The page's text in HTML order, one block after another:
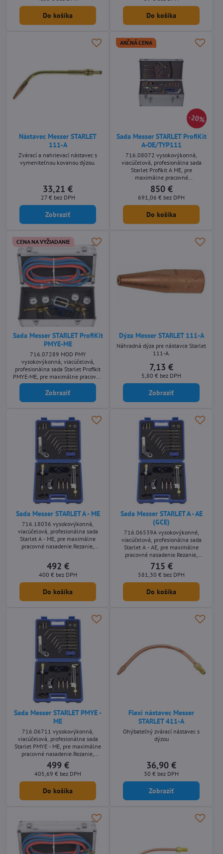
Do košíka Do košíka
Nástavec Messer STARLET
111-A
Zvárací a nahrievací nástavec s
vymeniteľnou kovanou dýzou.
33,21 €
27 € bez DPH
Zobraziť
20%
AKČNÁ CENA
Sada Messer STARLET ProfiKit
A-OE/TYP111
716.08072 vysokovýkonná,
viacúčelová, profesionálna sada
Starlet Profikit A ME, pre
maximálne pracovné
nasadenie.Rezanie, letovanie,
zváranie, rovnanie, bodové a plošné
nahrievanie.
850 €
691,06 € bez DPH
Do košíka
CENA NA VYŽIADANIE
Sada Messer STARLET ProfiKit
PMYE-ME
716.07289 MOD PMY
vysokovýkonná, viacúčelová,
profesionálna sada Starlet Profikit
PMYE-ME, pre maximálne pracovné
nasadenie.Rezanie, letovanie,
zváranie, rovnanie, bodové a plošné
Zobraziť
Dýza Messer STARLET 111-A
Náhradná dýza pre nástavce Starlet
111-A.
7,13 €
5,80 € bez DPH
Zobraziť
Sada Messer STARLET A - ME
716.18036 vysokovýkonná,
viacúčelová, profesionálna sada
Starlet A - ME, pre maximálne
pracovné nasadenie.Rezanie,
492 €
400 € bez DPH
Do košíka
Sada Messer STARLET A - AE
(GCE)
716.06539A vysokovýkonné,
viacúčelová, profesionálna sada
Starlet A - AE, pre maximálne
pracovné nasadenie.Rezanie,
letovanie, zváranie, rovnanie a
nahrievanie.
715 €
581,30 € bez DPH
Do košíka
Sada Messer STARLET PMYE -
ME
716.06711 vysokovýkonná,
viacúčelová, profesionálna sada
Starlet PMYE - ME, pre maximálne
pracovné nasadenie.Rezanie,
letovanie, zváranie, rovnanie a
nahrievanie.
499 €
405,69 € bez DPH
Do košíka
Flexi nástavec Messer
STARLET 411-A
Ohýbateľný zvárací nástavec s
dýzou
36,90 €
30 € bez DPH
Zobraziť